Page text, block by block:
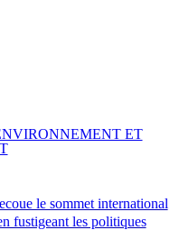
le sommet international
fustigeant les politiques
ET